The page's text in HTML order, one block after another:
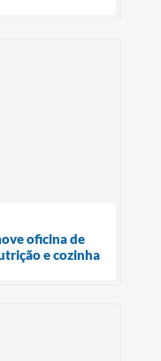
oficina de
e cozinha